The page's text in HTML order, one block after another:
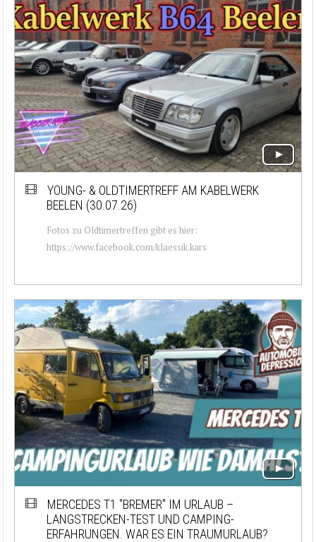
YOUNG- & OLDTIMERTREFF AM KABELWERK
BEELEN (30.07.26)
Fotos zu Oldtimertreffen gibt es hier:
https://www.facebook.com/klaessik.kars
MERCEDES T1 "BREMER" IM URLAUB –
LANGSTRECKEN-TEST UND CAMPING-
ERFAHRUNGEN. WAR ES EIN TRAUMURLAUB?